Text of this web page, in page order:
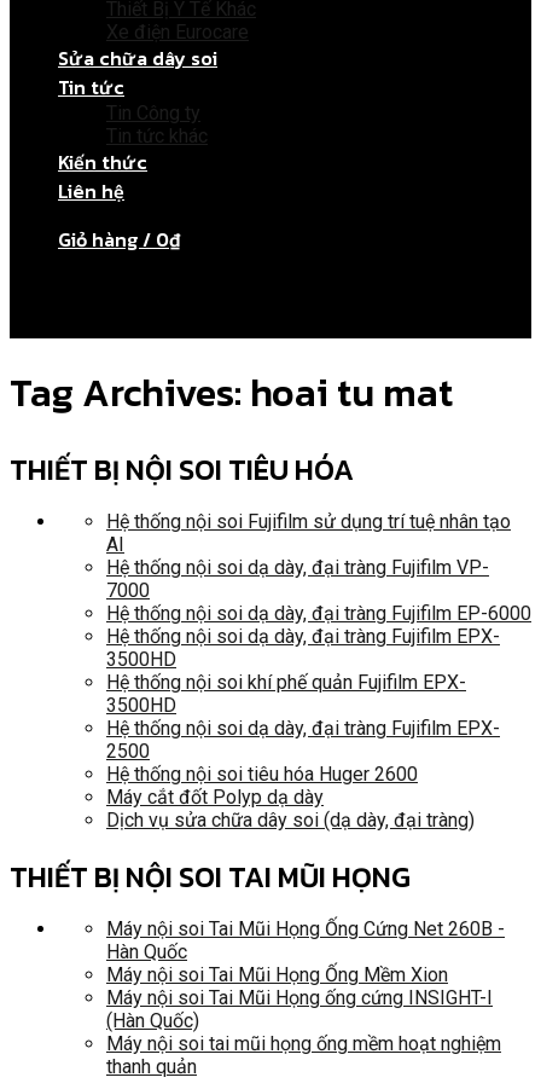
Thiết Bị Y Tế Khác
Xe điện Eurocare
Sửa chữa dây soi
Tin tức
Tin Công ty
Tin tức khác
Kiến thức
Liên hệ
Giỏ hàng / 0₫
Tag Archives: hoai tu mat
THIẾT BỊ NỘI SOI TIÊU HÓA
Hệ thống nội soi Fujifilm sử dụng trí tuệ nhân tạo
AI
Hệ thống nội soi dạ dày, đại tràng Fujifilm VP-
7000
Hệ thống nội soi dạ dày, đại tràng Fujifilm EP-6000
Hệ thống nội soi dạ dày, đại tràng Fujifilm EPX-
3500HD
Hệ thống nội soi khí phế quản Fujifilm EPX-
3500HD
Hệ thống nội soi dạ dày, đại tràng Fujifilm EPX-
2500
Hệ thống nội soi tiêu hóa Huger 2600
Máy cắt đốt Polyp dạ dày
Dịch vụ sửa chữa dây soi (dạ dày, đại tràng)
THIẾT BỊ NỘI SOI TAI MŨI HỌNG
Máy nội soi Tai Mũi Họng Ống Cứng Net 260B -
Hàn Quốc
Máy nội soi Tai Mũi Họng Ống Mềm Xion
Máy nội soi Tai Mũi Họng ống cứng INSIGHT-I
(Hàn Quốc)
Máy nội soi tai mũi họng ống mềm hoạt nghiệm
thanh quản